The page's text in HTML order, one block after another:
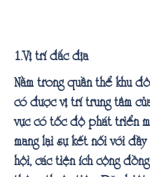
1.Vị trí đắc địa
Nằm trong quần thể khu
có được vị trí trung tâm
vực có tốc độ phát triển
mang lại sự kết nối với
hội, các tiện ích cộng